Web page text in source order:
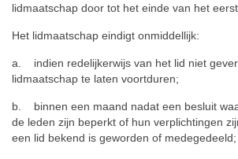
lidmaatschap door tot het einde van het
Het lidmaatschap eindigt onmiddellijk:
a. indien redelijkerwijs van het lid niet
lidmaatschap te laten voortduren;
b. binnen een maand nadat een besluit
de leden zijn beperkt of hun verplichtingen
een lid bekend is geworden of medegedeeld;